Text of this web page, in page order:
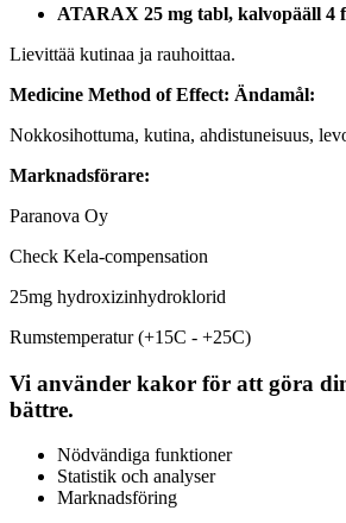
ATARAX 25 mg tabl, kalvopääll 4
Lievittää kutinaa ja rauhoittaa.
Medicine Method of Effect: Ändamål:
Nokkosihottuma, kutina, ahdistuneisuus,
Marknadsförare:
Paranova Oy
Check Kela-compensation
25mg hydroxizinhydroklorid
Rumstemperatur (+15C - +25C)
Vi använder kakor för att göra
bättre.
Nödvändiga funktioner
Statistik och analyser
Marknadsföring